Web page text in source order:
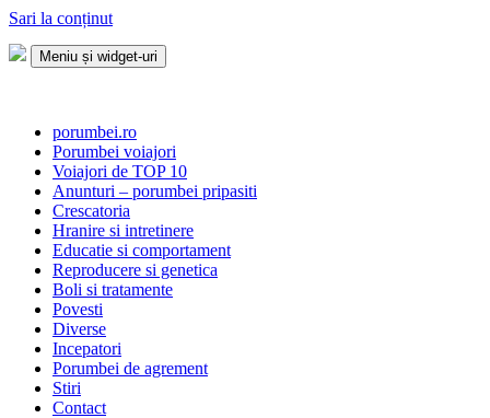
Sari la conținut
Meniu și widget-uri
porumbei.ro
Porumbei voiajori
Voiajori de TOP 10
Anunturi – porumbei pripasiti
Crescatoria
Hranire si intretinere
Educatie si comportament
Reproducere si genetica
Boli si tratamente
Povesti
Diverse
Incepatori
Porumbei de agrement
Stiri
Contact